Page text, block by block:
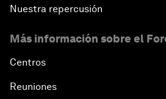
Nuestra repercusión
Más información sobre el
Centros
Reuniones